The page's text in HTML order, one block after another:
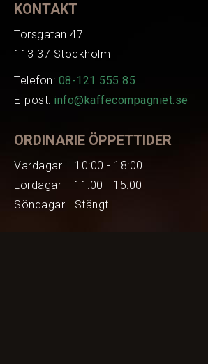
KONTAKT
Torsgatan 47
113 37 Stockholm
Telefon: 08-121 555 85
E-post: info@kaffecompagniet.se
ORDINARIE ÖPPETTIDER
Vardagar 10:00 - 18:00
Lördagar 11:00 - 15:00
Söndagar Stängt